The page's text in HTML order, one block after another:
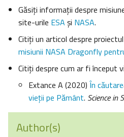
Găsiţi informaţii despre
site-urile ESA şi NASA.
Citiţi un articol despre proiectul
misiunii NASA Dragonfly
Citiţi despre cum ar fi început
Extance A (2020) În
vieții pe Pământ. Science in
Author(s)